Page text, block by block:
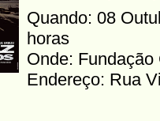
Quando: 08
horas
Onde:
Endereço: Rua